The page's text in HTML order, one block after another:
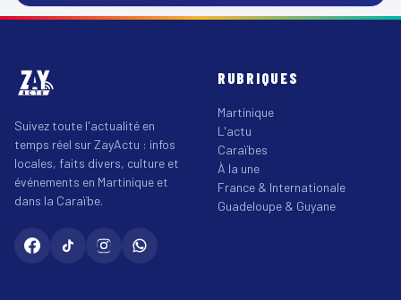
Suivez toute l'actualité en
temps réel sur ZayActu : infos
locales, faits divers, culture et
événements en Martinique et
dans la Caraïbe.
RUBRIQUES
Martinique
L'actu
Caraïbes
À la une
France & Internationale
Guadeloupe & Guyane